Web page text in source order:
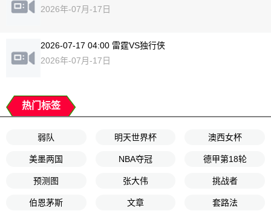
2026年-07月-17日
2026-07-17 04:00 雷霆VS独行侠
2026年-07月-17日
热门标签
弱队 明天世界杯 澳西女杯
美墨两国 NBA夺冠 德甲第18轮
预测图 张大伟 挑战者
伯恩茅斯 文章 套路法